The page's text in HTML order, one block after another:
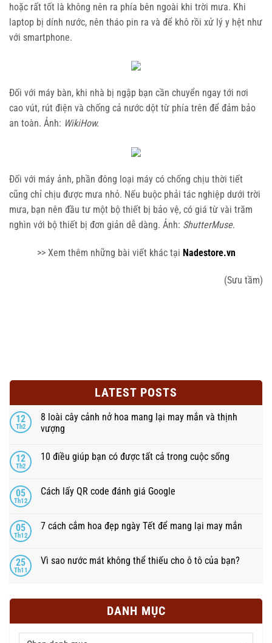
hoặc rất tốt là không nên ra phía bên ngoài khi trời mưa. Khi
laptop bị dính nước, nên tháo pin ra và để khô rồi xử lý y hệt như
với smartphone.
Đối với máy bàn, khi nhà bị ngập bạn cần chuyển ngay tới nơi
cao vút, rút điện và chống cả nước dột từ phía trên để đảm bảo
an toàn. Ảnh: WikiHow.
Đối với máy ảnh, phần đông loại máy có chống chịu thời tiết
cũng chỉ chịu được mưa nhỏ. Nếu buộc phải tác nghiệp dưới trời
mưa, bạn nên đầu tư một bộ thiết bị bảo vệ, có giá từ vài trăm
nghìn với bộ thiết bị đơn giản dễ dàng. Ảnh: ShutterMuse.
>> Xem thêm những bài viết khác tại Nadestore.vn
(Sưu tầm)
LATEST POSTS
12
Th2
8 loài cây cảnh nở hoa mang lại may mắn và thịnh
vượng
12
Th2
10 điều giúp bạn có được tất cả trong cuộc sống
05
Th12
Cách lấy QR code đánh giá Google
05
Th12
7 cách cắm hoa đẹp ngày Tết để mang lại may mắn
25
Th11
Vì sao nước mát không thể thiếu cho ô tô của bạn?
DANH MỤC
Danh